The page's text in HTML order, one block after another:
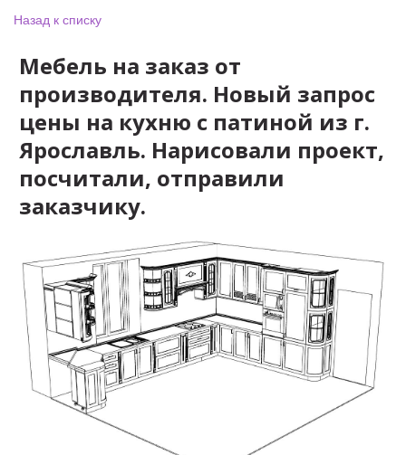
Назад к списку
Мебель на заказ от
производителя. Новый запрос
цены на кухню с патиной из г.
Ярославль. Нарисовали проект,
посчитали, отправили
заказчику.